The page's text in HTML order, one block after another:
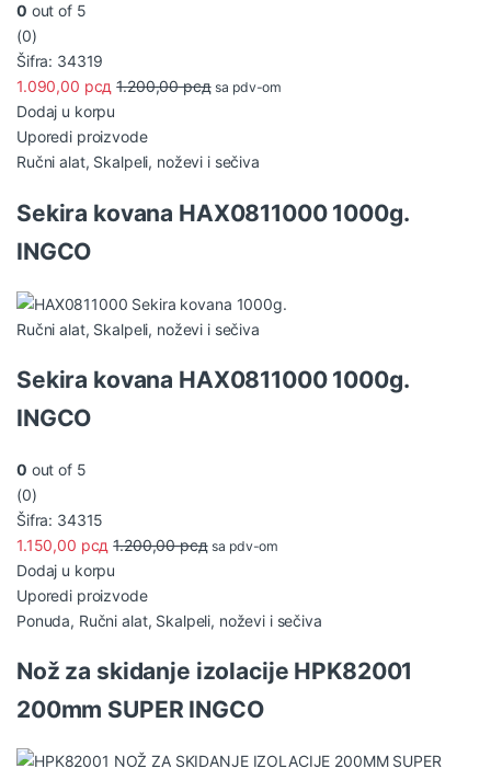
0 out of 5
(0)
Šifra: 34319
1.090,00 рсд 1.200,00рсд sa pdv-om
Dodaj u korpu
Uporedi proizvode
Ručni alat, Skalpeli, noževi i sečiva
Sekira kovana HAX0811000 1000g.
INGCO
Ručni alat, Skalpeli, noževi i sečiva
Sekira kovana HAX0811000 1000g.
INGCO
0 out of 5
(0)
Šifra: 34315
1.150,00 рсд 1.200,00рсд sa pdv-om
Dodaj u korpu
Uporedi proizvode
Ponuda, Ručni alat, Skalpeli, noževi i sečiva
Nož za skidanje izolacije HPK82001
200mm SUPER INGCO